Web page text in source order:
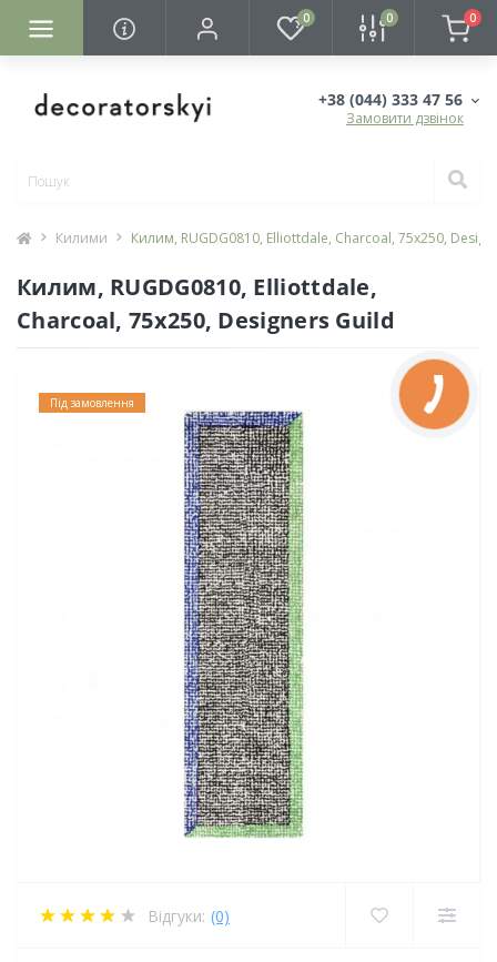
0 0 0
+38 (044) 333 47 56
Замовити дзвінок
Килими Килим, RUGDG0810, Elliottdale, Charcoal, 75х250,
Килим, RUGDG0810, Elliottdale,
Charcoal, 75х250, Designers Guild
Під замовлення
Відгуки: (0)